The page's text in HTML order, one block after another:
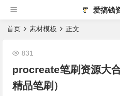
爱搞钱
首页 素材模板 正文
procreate笔刷资源大
精品笔刷）
831